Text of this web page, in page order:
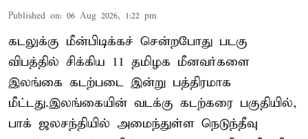
Published on: 06 Aug 2026, 1:22 pm
கடலுக்கு மீன்பிடிக்கச் சென்றபோது படகு
விபத்தில் சிக்கிய 11 தமிழக மீனவர்களை
இலங்கை கடற்படை இன்று பத்திரமாக
மீட்டது.இலங்கையின் வடக்கு கடற்கரை பகுதியில்,
பாக் ஜலசந்தியில் அமைந்துள்ள நெடுந்தீவு